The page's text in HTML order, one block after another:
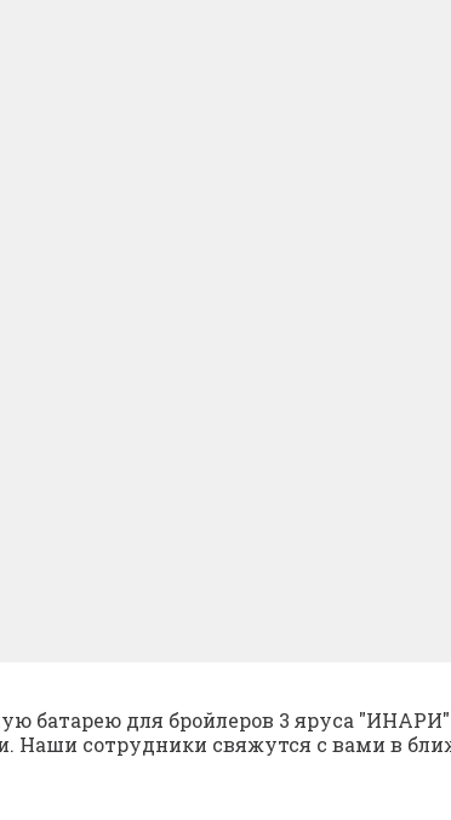
батарею для бройлеров 3 яруса
Наши сотрудники свяжутся с вами в